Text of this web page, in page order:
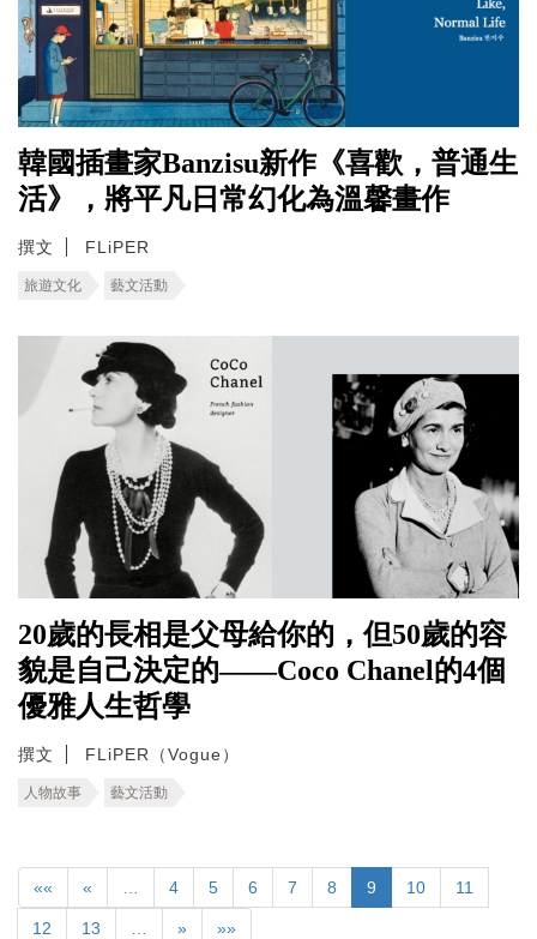
韓國插畫家Banzisu新作《喜歡，普通生
活》，將平凡日常幻化為溫馨畫作
撰文 FLiPER
旅遊文化 藝文活動
20歲的長相是父母給你的，但50歲的容
貌是自己決定的——Coco Chanel的4個
優雅人生哲學
撰文 FLiPER（Vogue）
人物故事 藝文活動
«« « 4 5 6 7 8 9 10 11
12 13 » »»